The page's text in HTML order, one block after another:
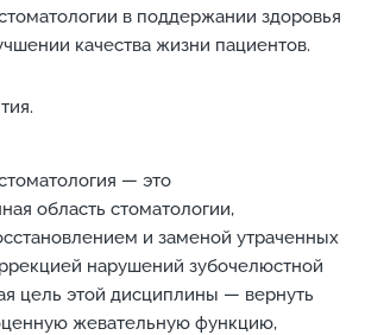
в поддержании здоровья
качества жизни пациентов.
— это
область стоматологии,
и заменой утраченных
нарушений зубочелюстной
цель этой дисциплины — вернуть
жевательную функцию,